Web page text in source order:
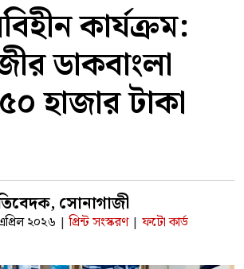
কার্যক্রম:
ডাকবাংলা
হাজার টাকা
সোনাগাজী
২০২৬ | প্রিন্ট সংস্করণ | ফটো কার্ড